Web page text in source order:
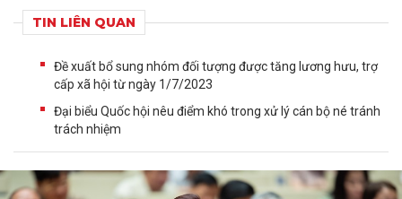
TIN LIÊN QUAN
Đề xuất bổ sung nhóm đối tượng được tăng lương hưu, trợ
cấp xã hội từ ngày 1/7/2023
Đại biểu Quốc hội nêu điểm khó trong xử lý cán bộ né tránh
trách nhiệm